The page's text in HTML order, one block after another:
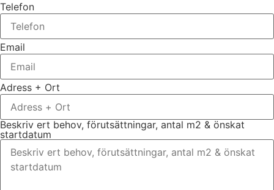
Telefon
Email
Adress + Ort
Beskriv ert behov, förutsättningar, antal m2 & önskat
startdatum